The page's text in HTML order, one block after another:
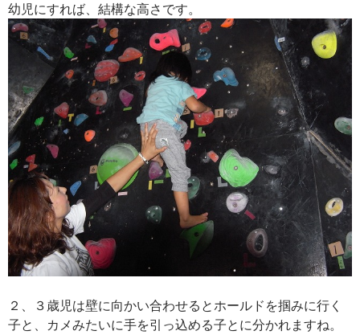
幼児にすれば、結構な高さです。
２、３歳児は壁に向かい合わせるとホールドを掴みに行く
子と、カメみたいに手を引っ込める子とに分かれますね。